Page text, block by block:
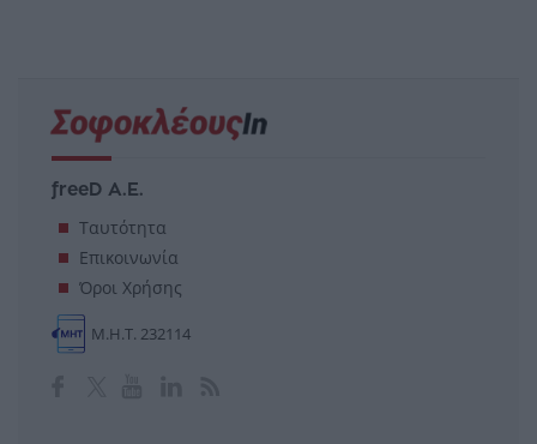
freeD Α.Ε.
Ταυτότητα
Επικοινωνία
Όροι Χρήσης
Μ.Η.Τ. 232114